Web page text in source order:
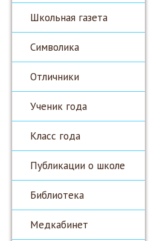
Школьная газета
Символика
Отличники
Ученик года
Класс года
Публикации о школе
Библиотека
Медкабинет